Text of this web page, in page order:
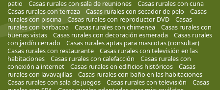
patio
Casas rurales con sala de reuniones
Casas rurales con cuna
Casas rurales con terraza
Casas rurales con secador de pelo
Casas
rurales con piscina
Casas rurales con reproductor DVD
Casas
rurales con barbacoa
Casas rurales con chimenea
Casas rurales con
buenas vistas
Casas rurales con decoración esmerada
Casas rurales
con jardín cerrado
Casas rurales aptas para mascotas (consultar)
Casas rurales con restaurante
Casas rurales con televisión en las
habitaciones
Casas rurales con calefacción
Casas rurales con
conexión a internet
Casas rurales en edificios históricos
Casas
rurales con lavavajillas
Casas rurales con baño en las habitaciones
Casas rurales con sala de juegos
Casas rurales con televisión
Casas